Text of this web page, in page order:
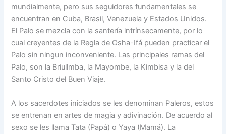
mundialmente, pero sus seguidores fundamentales se
encuentran en Cuba, Brasil, Venezuela y Estados Unidos.
El Palo se mezcla con la santería intrínsecamente, por lo
cual creyentes de la Regla de Osha-Ifá pueden practicar el
Palo sin ningun inconveniente. Las principales ramas del
Palo, son la Briullmba, la Mayombe, la Kimbisa y la del
Santo Cristo del Buen Viaje.
A los sacerdotes iniciados se les denominan Paleros, estos
se entrenan en artes de magia y adivinación. De acuerdo al
sexo se les llama Tata (Papá) o Yaya (Mamá). La